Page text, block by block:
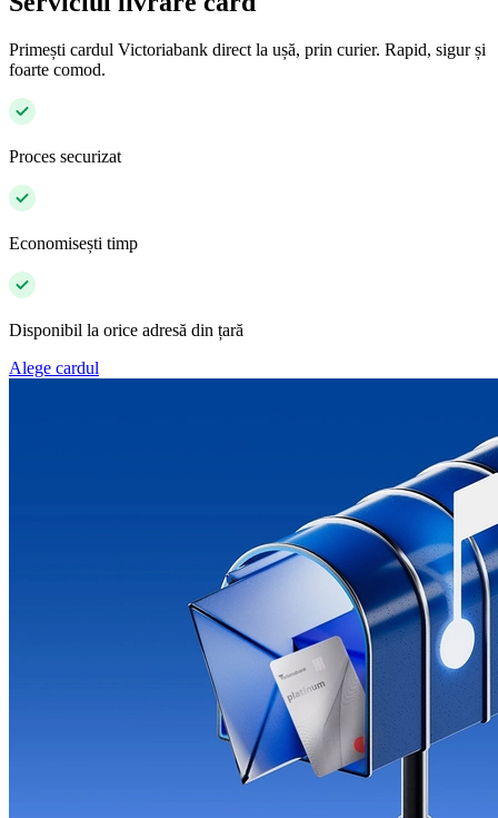
Primești cardul Victoriabank direct la ușă, prin curier. Rapid, sigur și
foarte comod.
Proces securizat
Economisești timp
Disponibil la orice adresă din țară
Alege cardul